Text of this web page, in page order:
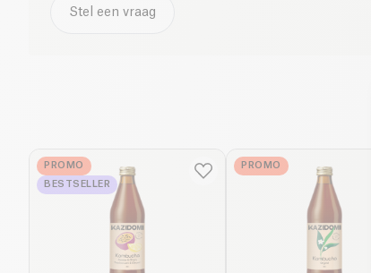
Stel een vraag
PROMO
BESTSELLER
PROMO